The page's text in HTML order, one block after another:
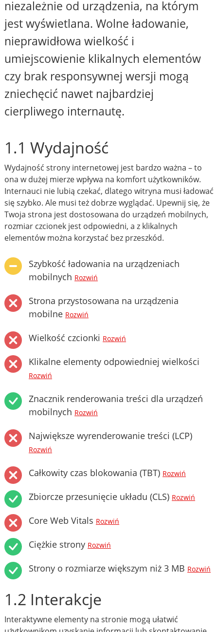
niezależnie od urządzenia, na którym
jest wyświetlana. Wolne ładowanie,
nieprawidłowa wielkość i
umiejscowienie klikalnych elementów
czy brak responsywnej wersji mogą
zniechęcić nawet najbardziej
cierpliwego internautę.
1.1 Wydajność
Wydajność strony internetowej jest bardzo ważna – to
ona w dużej mierze wpływa na komfort użytkowników.
Internauci nie lubią czekać, dlatego witryna musi ładować
się szybko. Ale musi też dobrze wyglądać. Upewnij się, że
Twoja strona jest dostosowana do urządzeń mobilnych,
rozmiar czcionek jest odpowiedni, a z klikalnych
elementów można korzystać bez przeszkód.
Szybkość ładowania na urządzeniach
mobilnych Rozwiń
Strona przystosowana na urządzenia
mobilne Rozwiń
Wielkość czcionki Rozwiń
Klikalne elementy odpowiedniej wielkości
Rozwiń
Znacznik renderowania treści dla urządzeń
mobilnych Rozwiń
Największe wyrenderowanie treści (LCP)
Rozwiń
Całkowity czas blokowania (TBT) Rozwiń
Zbiorcze przesunięcie układu (CLS) Rozwiń
Core Web Vitals Rozwiń
Ciężkie strony Rozwiń
Strony o rozmiarze większym niż 3 MB Rozwiń
1.2 Interakcje
Interaktywne elementy na stronie mogą ułatwić